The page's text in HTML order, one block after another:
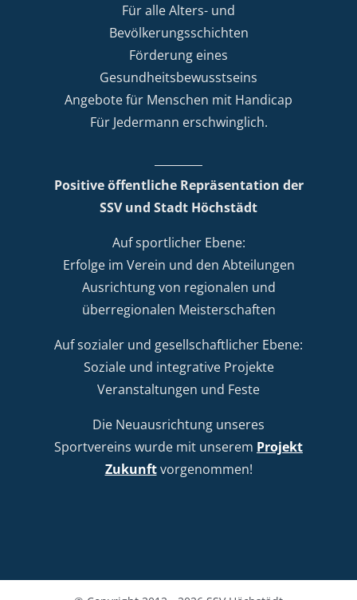
Für alle Alters- und
Bevölkerungsschichten
Förderung eines
Gesundheitsbewusstseins
Angebote für Menschen mit Handicap
Für Jedermann erschwinglich.
Positive öffentliche Repräsentation der
SSV und Stadt Höchstädt
Auf sportlicher Ebene:
Erfolge im Verein und den Abteilungen
Ausrichtung von regionalen und
überregionalen Meisterschaften
Auf sozialer und gesellschaftlicher Ebene:
Soziale und integrative Projekte
Veranstaltungen und Feste
Die Neuausrichtung unseres
Sportvereins wurde mit unserem Projekt
Zukunftvorgenommen!